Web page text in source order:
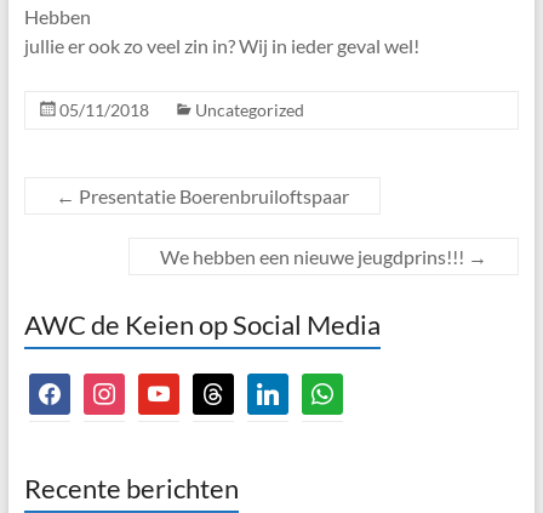
Hebben
jullie er ook zo veel zin in? Wij in ieder geval wel!
05/11/2018 Uncategorized
← Presentatie Boerenbruiloftspaar
We hebben een nieuwe jeugdprins!!! →
AWC de Keien op Social Media
facebookinstagramyoutubethreads linkedinwhatsapp
Recente berichten